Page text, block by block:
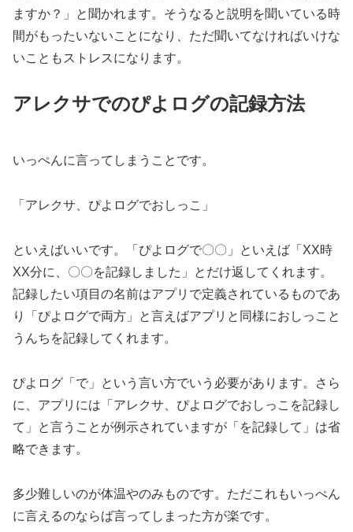
ますか？」と聞かれます。そうなると説明を聞いている時
間がもったいないことになり、ただ聞いてなければいけな
いこともストレスになります。
アレクサでのぴよログの記録方法
いっぺんに言ってしまうことです。
「アレクサ、ぴよログでおしっこ」
といえばいいです。「ぴよログで〇〇」といえば「XX時
XX分に、〇〇を記録しました」とだけ返してくれます。
記録したい項目の名前はアプリで定義されているものであ
り「ぴよログで両方」と言えばアプリと同様におしっこと
うんちを記録してくれます。
ぴよログ「で」という言い方でいう必要があります。さら
に、アプリには「アレクサ、ぴよログでおしっこを記録し
て」と言うことが例示されていますが「を記録して」は省
略できます。
多少難しいのが体温やのみものです。ただこれもいっぺん
に言えるのならば言ってしまった方が楽です。